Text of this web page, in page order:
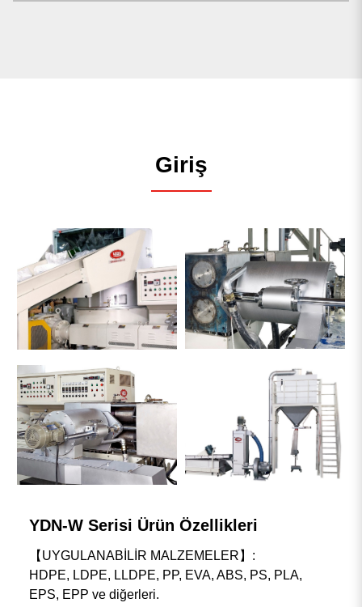
Giriş
YDN-W Serisi Ürün Özellikleri
【UYGULANABİLİR MALZEMELER】:
HDPE, LDPE, LLDPE, PP, EVA, ABS, PS, PLA,
EPS, EPP ve diğerleri.